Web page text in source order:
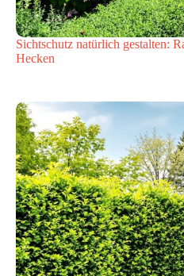
Sichtschutz natürlich gestalten:
Hecken